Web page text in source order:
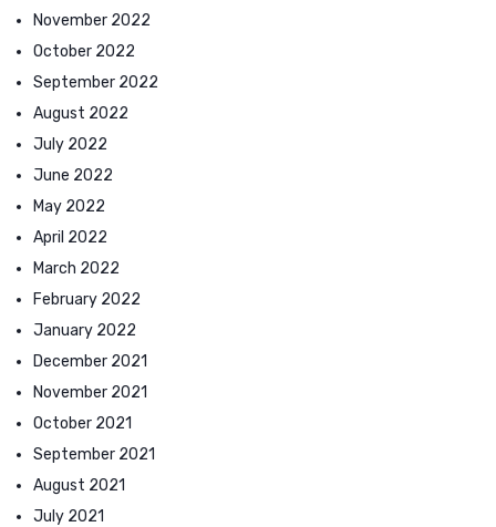
November 2022
October 2022
September 2022
August 2022
July 2022
June 2022
May 2022
April 2022
March 2022
February 2022
January 2022
December 2021
November 2021
October 2021
September 2021
August 2021
July 2021